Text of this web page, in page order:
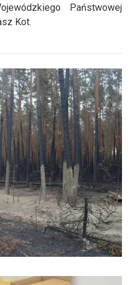
Państwowej
Kot.